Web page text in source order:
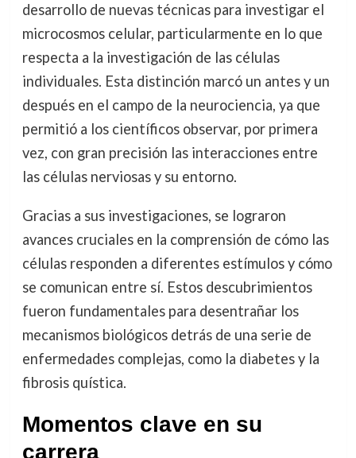
desarrollo de nuevas técnicas para investigar el
microcosmos celular, particularmente en lo que
respecta a la investigación de las células
individuales. Esta distinción marcó un antes y un
después en el campo de la neurociencia, ya que
permitió a los científicos observar, por primera
vez, con gran precisión las interacciones entre
las células nerviosas y su entorno.
Gracias a sus investigaciones, se lograron
avances cruciales en la comprensión de cómo las
células responden a diferentes estímulos y cómo
se comunican entre sí. Estos descubrimientos
fueron fundamentales para desentrañar los
mecanismos biológicos detrás de una serie de
enfermedades complejas, como la diabetes y la
fibrosis quística.
Momentos clave en su
carrera